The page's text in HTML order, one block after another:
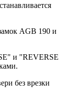
AGB 190 и
и "REVERSE
без врезки